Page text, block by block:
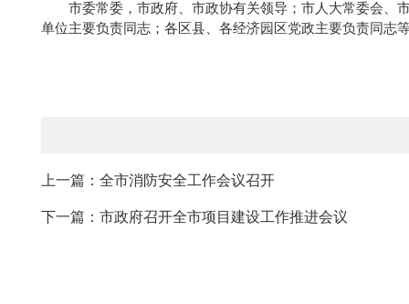
市委常委，市政府、市政协有关领导；市人大常委会、
单位主要负责同志；各区县、各经济园区党政主要负责同志
上一篇：全市消防安全工作会议召开
下一篇：市政府召开全市项目建设工作推进会议